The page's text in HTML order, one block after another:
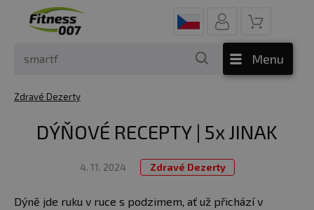
Menu
Zdravé Dezerty
DÝŇOVÉ RECEPTY | 5x JINAK
4. 11. 2024 Zdravé Dezerty
Dýně jde ruku v ruce s podzimem, ať už přichází v